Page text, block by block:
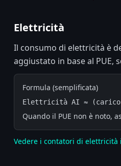
Elettricità
Il consumo di elettricità è
aggiustato in base al PUE,
Formula (semplificata)
Elettricità AI ≈ (carico
Quando il PUE non è noto,
Vedere i contatori di elettricità